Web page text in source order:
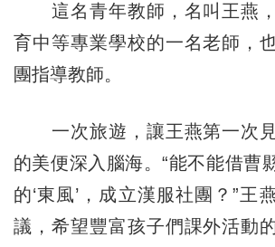
這名青年教師，名叫王燕，
育中等專業學校的一名老師，
團指導教師。
一次旅遊，讓王燕第一次見
的美便深入腦海。“能不能借曹
的‘東風’，成立漢服社團？”王
議，希望豐富孩子們課外活動